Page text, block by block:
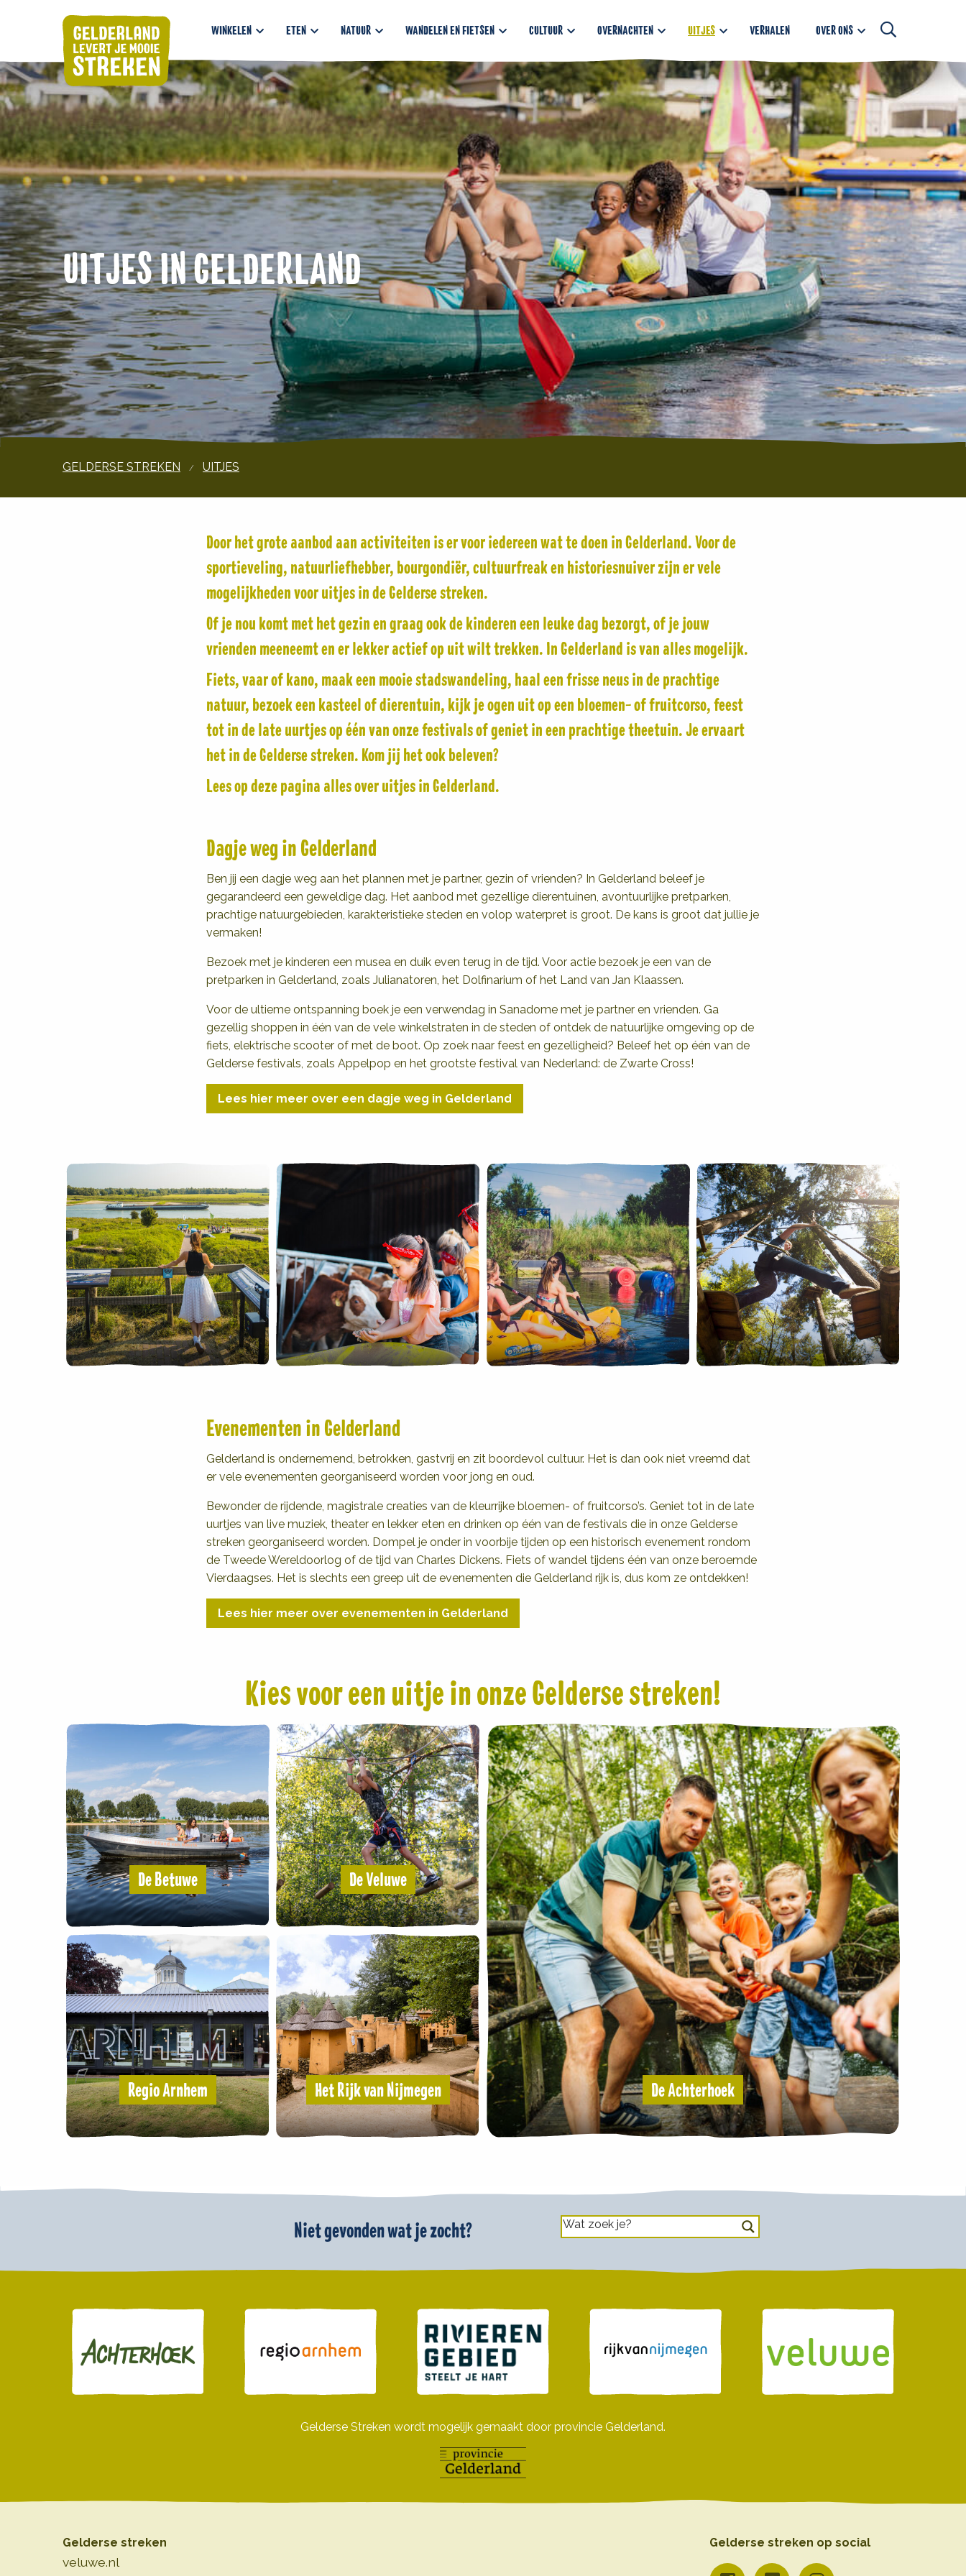
WINKELEN ETEN NATUUR WANDELEN EN FIETSEN CULTUUR OVERNACHTEN UITJES VERHALEN OVER ONS
Open
searchbar
UITJES IN GELDERLAND
GELDERSE STREKEN UITJES
Door het grote aanbod aan activiteiten is er voor iedereen wat te doen in Gelderland. Voor de
sportieveling, natuurliefhebber, bourgondiër, cultuurfreak en historiesnuiver zijn er vele
mogelijkheden voor uitjes in de Gelderse streken.
Of je nou komt met het gezin en graag ook de kinderen een leuke dag bezorgt, of je jouw
vrienden meeneemt en er lekker actief op uit wilt trekken. In Gelderland is van alles mogelijk.
Fiets, vaar of kano, maak een mooie stadswandeling, haal een frisse neus in de prachtige
natuur, bezoek een kasteel of dierentuin, kijk je ogen uit op een bloemen- of fruitcorso, feest
tot in de late uurtjes op één van onze festivals of geniet in een prachtige theetuin. Je ervaart
het in de Gelderse streken. Kom jij het ook beleven?
Lees op deze pagina alles over uitjes in Gelderland.
Dagje weg in Gelderland
Ben jij een dagje weg aan het plannen met je partner, gezin of vrienden? In Gelderland beleef je
gegarandeerd een geweldige dag. Het aanbod met gezellige dierentuinen, avontuurlijke pretparken,
prachtige natuurgebieden, karakteristieke steden en volop waterpret is groot. De kans is groot dat jullie je
vermaken!
Bezoek met je kinderen een musea en duik even terug in de tijd. Voor actie bezoek je een van de
pretparken in Gelderland, zoals Julianatoren, het Dolfinarium of het Land van Jan Klaassen.
Voor de ultieme ontspanning boek je een verwendag in Sanadome met je partner en vrienden. Ga
gezellig shoppen in één van de vele winkelstraten in de steden of ontdek de natuurlijke omgeving op de
fiets, elektrische scooter of met de boot. Op zoek naar feest en gezelligheid? Beleef het op één van de
Gelderse festivals, zoals Appelpop en het grootste festival van Nederland: de Zwarte Cross!
Lees hier meer over een dagje weg in Gelderland
Evenementen in Gelderland
Gelderland is ondernemend, betrokken, gastvrij en zit boordevol cultuur. Het is dan ook niet vreemd dat
er vele evenementen georganiseerd worden voor jong en oud.
Bewonder de rijdende, magistrale creaties van de kleurrijke bloemen- of fruitcorso’s. Geniet tot in de late
uurtjes van live muziek, theater en lekker eten en drinken op één van de festivals die in onze Gelderse
streken georganiseerd worden. Dompel je onder in voorbije tijden op een historisch evenement rondom
de Tweede Wereldoorlog of de tijd van Charles Dickens. Fiets of wandel tijdens één van onze beroemde
Vierdaagses. Het is slechts een greep uit de evenementen die Gelderland rijk is, dus kom ze ontdekken!
Lees hier meer over evenementen in Gelderland
Kies voor een uitje in onze Gelderse streken!
De Betuwe De Veluwe
Regio Arnhem Het Rijk van Nijmegen De Achterhoek
Niet gevonden wat je zocht?
Gelderse Streken wordt mogelijk gemaakt door provincie Gelderland.
Gelderse streken
veluwe.nl
Gelderse streken op social